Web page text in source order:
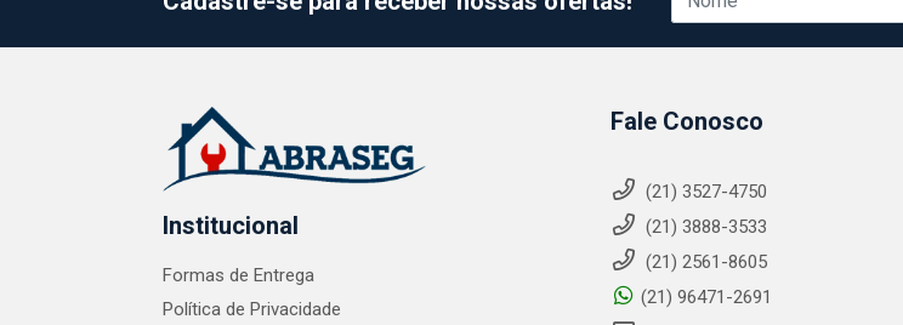
Institucional
Formas de Entrega
Política de Privacidade
Fale Conosco
(21) 3527-4750
(21) 3888-3533
(21) 2561-8605
(21) 96471-2691